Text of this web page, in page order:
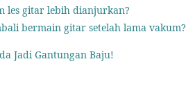
les gitar lebih dianjurkan?
bermain gitar setelah lama vakum?
Jadi Gantungan Baju!